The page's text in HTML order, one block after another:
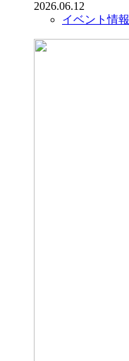
2026.06.12
イベント情報